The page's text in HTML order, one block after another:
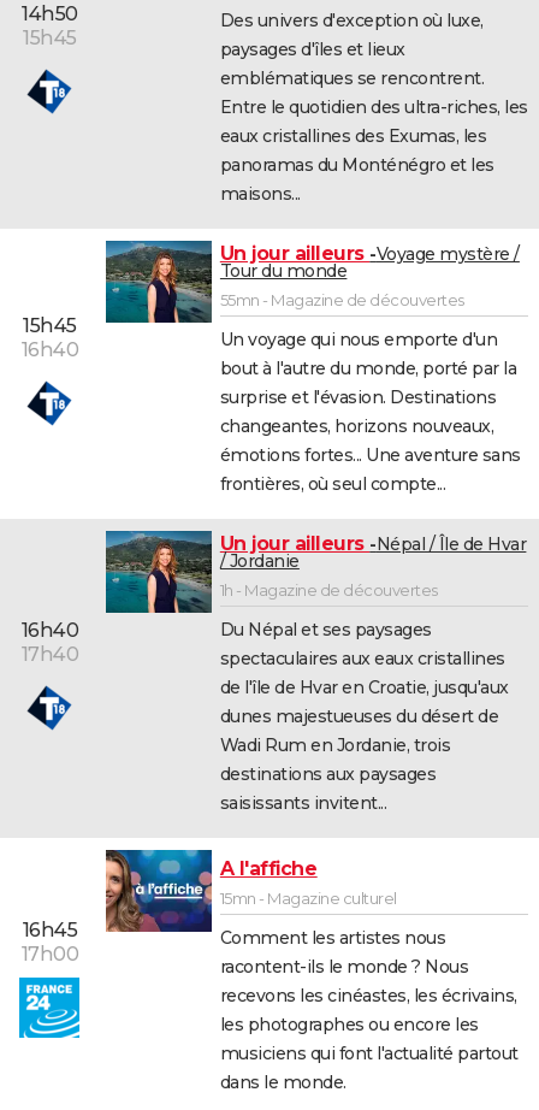
14h50
15h45
Des univers d'exception où luxe,
paysages d'îles et lieux
emblématiques se rencontrent.
Entre le quotidien des ultra-riches, les
eaux cristallines des Exumas, les
panoramas du Monténégro et les
maisons...
15h45
16h40
Un jour ailleurs Voyage mystère /
Tour du monde
55mn - Magazine de découvertes
Un voyage qui nous emporte d'un
bout à l'autre du monde, porté par la
surprise et l'évasion. Destinations
changeantes, horizons nouveaux,
émotions fortes... Une aventure sans
frontières, où seul compte...
16h40
17h40
Un jour ailleurs Népal / Île de Hvar
/ Jordanie
1h - Magazine de découvertes
Du Népal et ses paysages
spectaculaires aux eaux cristallines
de l'île de Hvar en Croatie, jusqu'aux
dunes majestueuses du désert de
Wadi Rum en Jordanie, trois
destinations aux paysages
saisissants invitent...
16h45
17h00
A l'affiche
15mn - Magazine culturel
Comment les artistes nous
racontent-ils le monde ? Nous
recevons les cinéastes, les écrivains,
les photographes ou encore les
musiciens qui font l'actualité partout
dans le monde.